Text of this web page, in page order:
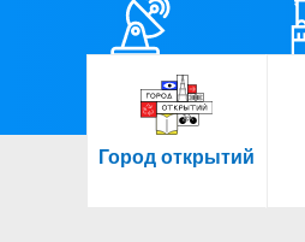
Город открытий